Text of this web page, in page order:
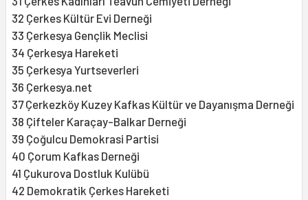
32 Çerkes Kültür Evi Derneği
33 Çerkesya Gençlik Meclisi
34 Çerkesya Hareketi
35 Çerkesya Yurtseverleri
36 Çerkesya.net
37 Çerkezköy Kuzey Kafkas Kültür ve Dayanışma Derneği
38 Çifteler Karaçay-Balkar Derneği
39 Çoğulcu Demokrasi Partisi
40 Çorum Kafkas Derneği
41 Çukurova Dostluk Kulübü
42 Demokratik Çerkes Hareketi